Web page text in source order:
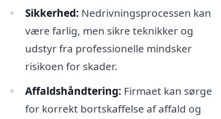
Sikkerhed: Nedrivningsprocessen kan
være farlig, men sikre teknikker og
udstyr fra professionelle mindsker
risikoen for skader.
Affaldshåndtering: Firmaet kan sørge
for korrekt bortskaffelse af affald og